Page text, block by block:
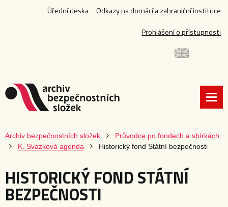
Úřední deska
Odkazy na domácí a zahraniční instituce
Prohlášení o přístupnosti
Archiv bezpečnostních složek
Průvodce po fondech a sbírkách
K. Svazková agenda
Historický fond Státní bezpečnosti
HISTORICKÝ FOND STÁTNÍ
BEZPEČNOSTI